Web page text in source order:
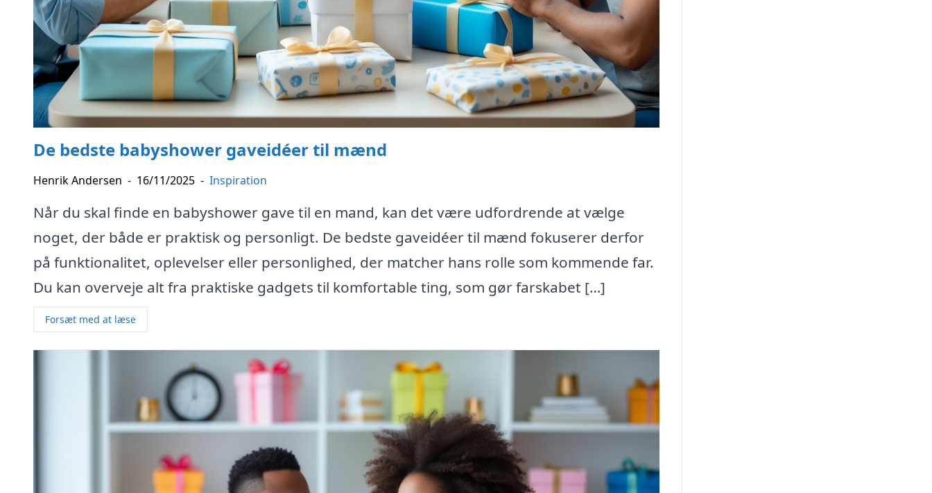
De bedste babyshower gaveidéer til mænd
Henrik Andersen - 16/11/2025 - Inspiration
Når du skal finde en babyshower gave til en mand, kan det være udfordrende at vælge
noget, der både er praktisk og personligt. De bedste gaveidéer til mænd fokuserer derfor
på funktionalitet, oplevelser eller personlighed, der matcher hans rolle som kommende far.
Du kan overveje alt fra praktiske gadgets til komfortable ting, som gør farskabet […]
Forsæt med at læse